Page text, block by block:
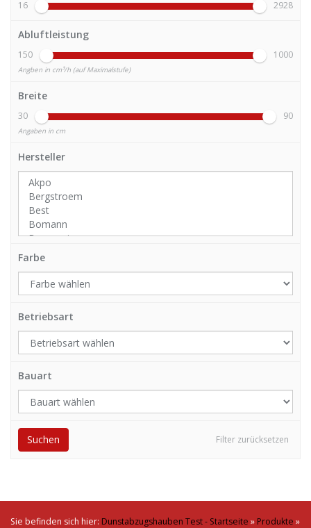
16 2928
Abluftleistung
150 1000
Angben in cm³/h (auf Maximalstufe)
Breite
30 90
Angaben in cm
Hersteller
Farbe
Betriebsart
Bauart
Filter zurücksetzen
Suchen
Sie befinden sich hier: Dunstabzugshauben Test - Startseite » Produkte »